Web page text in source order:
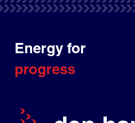
Energy for
progress